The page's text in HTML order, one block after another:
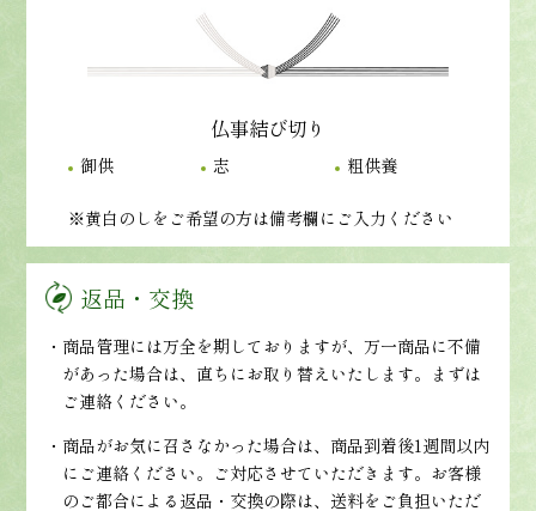
仏事結び切り
御供 志 粗供養
※黄白のしをご希望の方は備考欄にご入力ください
返品・交換
・商品管理には万全を期しておりますが、万一商品に不備
があった場合は、直ちにお取り替えいたします。まずは
ご連絡ください。
・商品がお気に召さなかった場合は、商品到着後1週間以内
にご連絡ください。ご対応させていただきます。お客様
のご都合による返品・交換の際は、送料をご負担いただ